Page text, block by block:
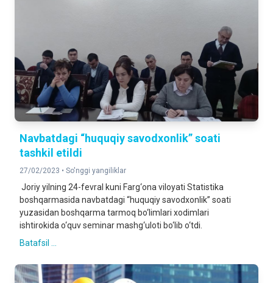
Navbatdagi “huquqiy savodxonlik” soati
tashkil etildi
27/02/2023 • So'nggi yangiliklar
Joriy yilning 24-fevral kuni Farg‘ona viloyati Statistika
boshqarmasida navbatdagi “huquqiy savodxonlik” soati
yuzasidan boshqarma tarmoq bo‘limlari xodimlari
ishtirokida o‘quv seminar mashg‘uloti bo‘lib o‘tdi.
Batafsil ...